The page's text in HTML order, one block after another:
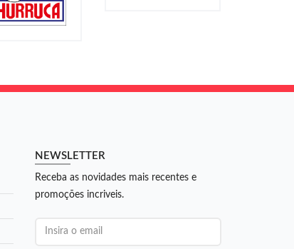
NEWSLETTER
Receba as novidades mais recentes e
promoções incriveis.